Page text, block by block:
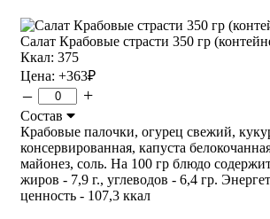
Салат Крабовые страсти 350 гр
Ккал: 375
Цена: +363₽
– +
Состав
Крабовые палочки, огурец свежий,
консервированная, капуста
майонез, соль. На 100 гр блюдо
жиров - 7,9 г., углеводов - 6,4 гр.
ценность - 107,3 ккал